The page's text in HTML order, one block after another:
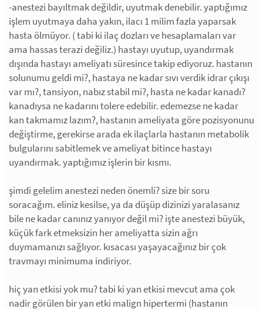
-anestezi bayıltmak değildir, uyutmak denebilir. yaptığımız
işlem uyutmaya daha yakın, ilacı 1 milim fazla yaparsak
hasta ölmüyor. ( tabi ki ilaç dozları ve hesaplamaları var
ama hassas terazi değiliz.) hastayı uyutup, uyandırmak
dışında hastayı ameliyatı süresince takip ediyoruz. hastanın
solunumu geldi mi?, hastaya ne kadar sıvı verdik idrar çıkışı
var mı?, tansiyon, nabız stabil mi?, hasta ne kadar kanadı?
kanadıysa ne kadarını tolere edebilir. edemezse ne kadar
kan takmamız lazım?, hastanın ameliyata göre pozisyonunu
değiştirme, gerekirse arada ek ilaçlarla hastanın metabolik
bulgularını sabitlemek ve ameliyat bitince hastayı
uyandırmak. yaptığımız işlerin bir kısmı.
şimdi gelelim anestezi neden önemli? size bir soru
soracağım. eliniz kesilse, ya da düşüp dizinizi yaralasanız
bile ne kadar canınız yanıyor değil mi? işte anestezi büyük,
küçük fark etmeksizin her ameliyatta sizin ağrı
duymamanızı sağlıyor. kısacası yaşayacağınız bir çok
travmayı minimuma indiriyor.
hiç yan etkisi yok mu? tabi ki yan etkisi mevcut ama çok
nadir görülen bir yan etki malign hipertermi (hastanın